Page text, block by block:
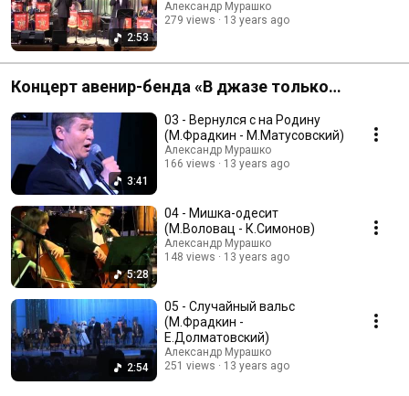
2:53
Александр Мурашко
279 views
13 years ago
Концерт авенир-бенда «В джазе только
дедушки» | 8 мая 2010 года
3:41
03 - Вернулся с на Родину
(М.Фрадкин - М.Матусовский)
Александр Мурашко
166 views
13 years ago
5:28
04 - Мишка-одесит
(М.Воловац - К.Симонов)
Александр Мурашко
148 views
13 years ago
2:54
05 - Случайный вальс
(М.Фрадкин -
Е.Долматовский)
Александр Мурашко
251 views
13 years ago